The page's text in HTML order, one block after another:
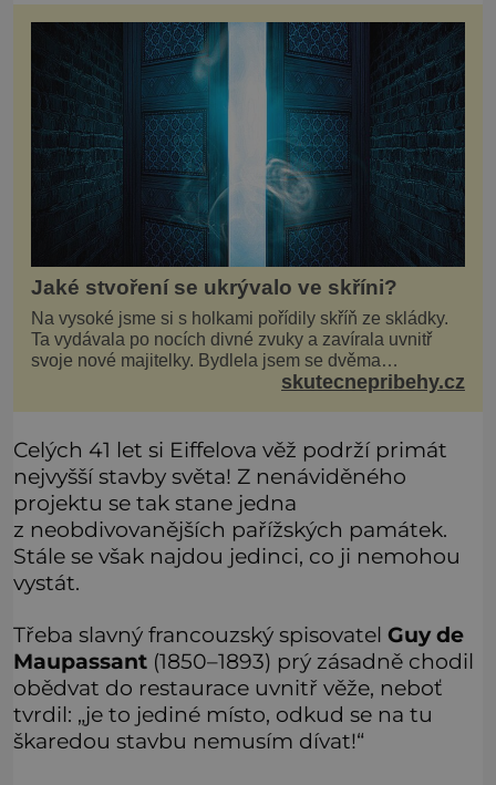
Jaké stvoření se ukrývalo ve skříni?
Na vysoké jsme si s holkami pořídily skříň ze skládky.
Ta vydávala po nocích divné zvuky a zavírala uvnitř
svoje nové majitelky. Bydlela jsem se dvěma
kamarádkami a bavilo nás zvelebovat si náš byt. Skoro
skutecnepribehy.cz
Celých 41 let si Eiffelova věž podrží primát
nejvyšší stavby světa! Z nenáviděného
projektu se tak stane jedna
z neobdivovanějších pařížských památek.
Stále se však najdou jedinci, co ji nemohou
vystát.
Třeba slavný francouzský spisovatel Guy de
Maupassant (1850–1893) prý zásadně chodil
obědvat do restaurace uvnitř věže, neboť
tvrdil: „je to jediné místo, odkud se na tu
škaredou stavbu nemusím dívat!“